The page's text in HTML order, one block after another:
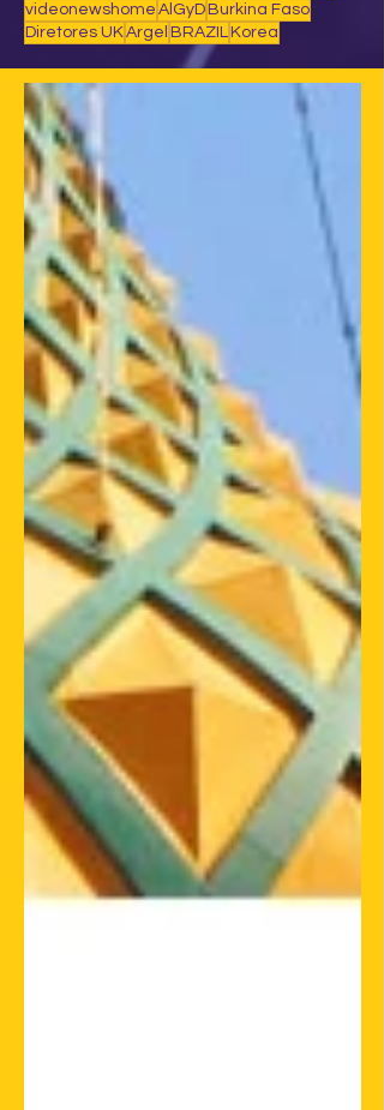
videonewshome AlGyD Burkina Faso
Diretores UKArgel BRAZIL Korea